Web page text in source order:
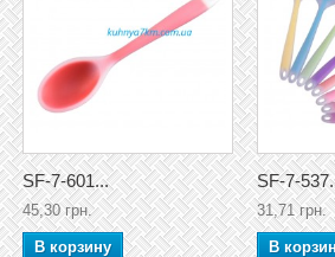
SF-7-601...
45,30 грн.
В корзину
SF-7-
31,71 грн.
В